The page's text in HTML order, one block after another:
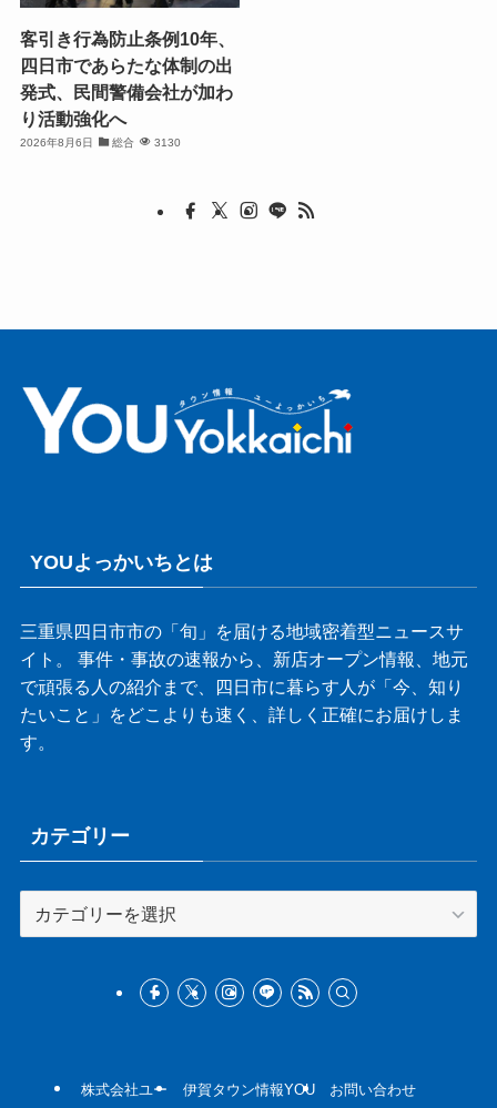
客引き行為防止条例10年、
四日市であらたな体制の出
発式、民間警備会社が加わ
り活動強化へ
2026年8月6日 総合 3130
YOUよっかいちとは
三重県四日市市の「旬」を届ける地域密着型ニュースサ
イト。 事件・事故の速報から、新店オープン情報、地元
で頑張る人の紹介まで、四日市に暮らす人が「今、知り
たいこと」をどこよりも速く、詳しく正確にお届けしま
す。
カテゴリー
テ
株式会社ユー 伊賀タウン情報YOU お問い合わせ